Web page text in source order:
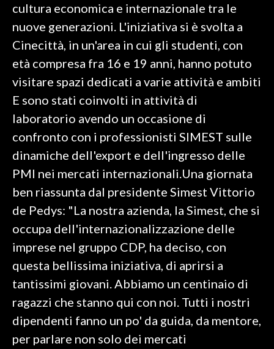
SARDEGNA TURISMO
SARDI NEL MONDO
NOTIZIE
EVENTI
3 MINUTI CON
INSULARITÀ
INFO AZIENDE
ABBONATI
ANNUNCI
NECROLOGI
PUBBLICITÀ
STORE
cultura economica e internazionale tra le
nuove generazioni. L'iniziativa si è svolta a
Cinecittà, in un'area in cui gli studenti, con
età compresa fra 16 e 19 anni, hanno potuto
visitare spazi dedicati a varie attività e ambiti
E sono stati coinvolti in attività di
laboratorio avendo un occasione di
confronto con i professionisti SIMEST sulle
dinamiche dell'export e dell'ingresso delle
PMI nei mercati internazionali.Una giornata
ben riassunta dal presidente Simest Vittorio
de Pedys: "La nostra azienda, la Simest, che si
occupa dell'internazionalizzazione delle
imprese nel gruppo CDP, ha deciso, con
questa bellissima iniziativa, di aprirsi a
tantissimi giovani. Abbiamo un centinaio di
ragazzi che stanno qui con noi. Tutti i nostri
dipendenti fanno un po' da guida, da mentore,
per parlare non solo dei mercati